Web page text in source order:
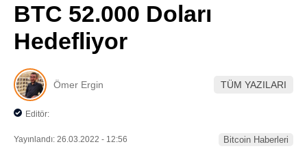
BTC 52.000 Doları
Hedefliyor
Ömer Ergin TÜM YAZILARI
Editör:
Yayınlandı: 26.03.2022 - 12:56 Bitcoin Haberleri